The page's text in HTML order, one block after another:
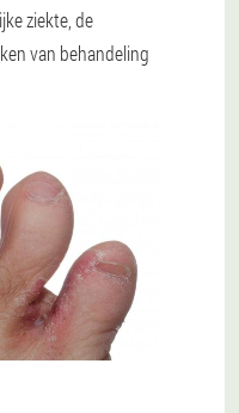
ziekte, de
van behandeling